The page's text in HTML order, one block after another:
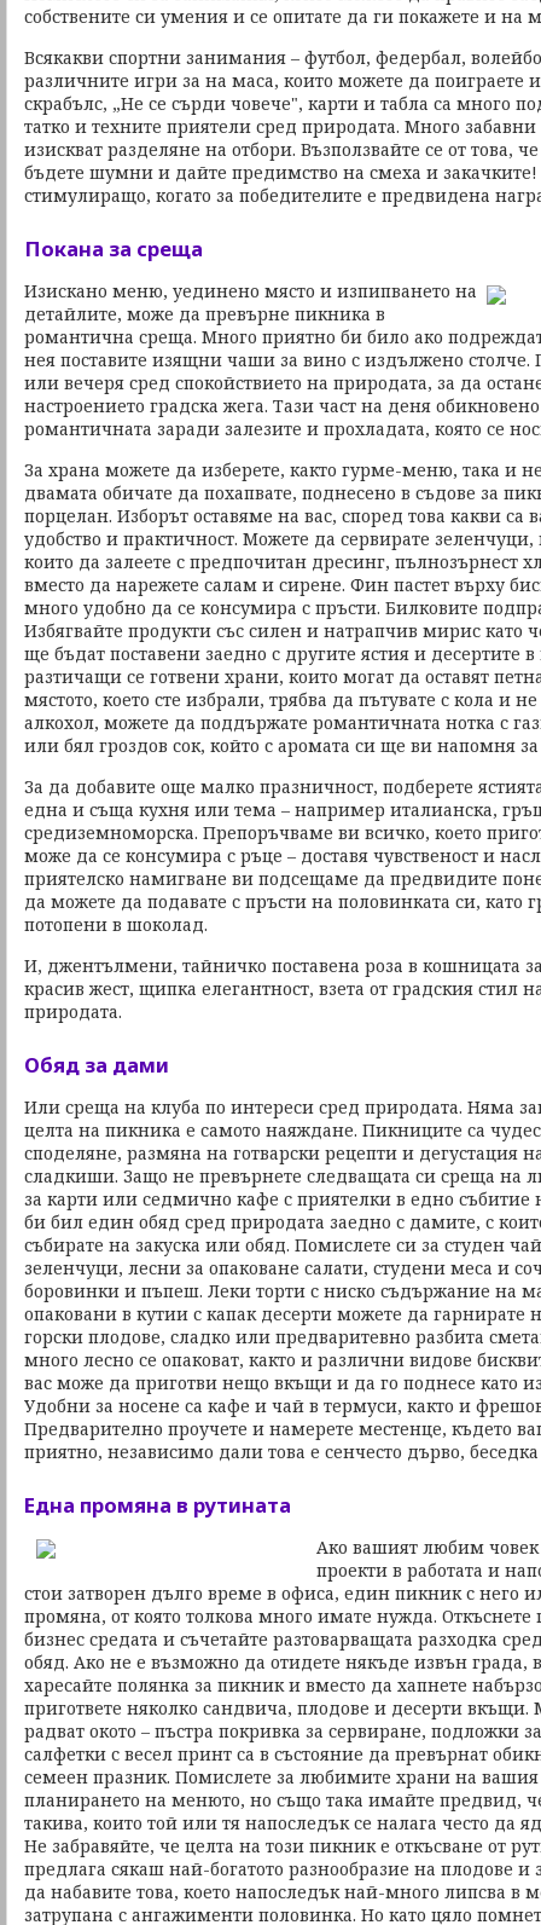
собствените си умения и се опитате да ги покажете и на
Всякакви спортни занимания – футбол, федербал,
различните игри за на маса, които можете да поиграете
скрабълс, „Не се сърди човече", карти и табла са много
татко и техните приятели сред природата. Много
изискват разделяне на отбори. Възползвайте се от това,
бъдете шумни и дайте предимство на смеха и
стимулиращо, когато за победителите е предвидена
Покана за среща
Изискано меню, уединено място и изпипването на
детайлите, може да превърне пикника в
романтична среща. Много приятно би било ако
нея поставите изящни чаши за вино с издължено столче.
или вечеря сред спокойствието на природата, за да
настроението градска жега. Тази част на деня
романтичната заради залезите и прохладата, която се
За храна можете да изберете, както гурме-меню, така и
двамата обичате да похапвате, поднесено в съдове за
порцелан. Изборът оставяме на вас, според това какви
удобство и практичност. Можете да сервирате
които да залеете с предпочитан дресинг, пълнозърнест
вместо да нарежете салам и сирене. Фин пастет върху
много удобно да се консумира с пръсти. Билковите
Избягвайте продукти със силен и натрапчив мирис като
ще бъдат поставени заедно с другите ястия и десертите
разтичащи се готвени храни, които могат да оставят
мястото, което сте избрали, трябва да пътувате с кола и
алкохол, можете да поддържате романтичната нотка с
или бял гроздов сок, който с аромата си ще ви напомня
За да добавите още малко празничност, подберете
една и съща кухня или тема – например италианска,
средиземноморска. Препоръчваме ви всичко, което
може да се консумира с ръце – доставя чувственост и
приятелско намигване ви подсещаме да предвидите
да можете да подавате с пръсти на половинката си, като
потопени в шоколад.
И, джентълмени, тайничко поставена роза в кошницата
красив жест, щипка елегантност, взета от градския стил
природата.
Обяд за дами
Или среща на клуба по интереси сред природата. Няма
целта на пикника е самото наяждане. Пикниците са
споделяне, размяна на готварски рецепти и дегустация
сладкиши. Защо не превърнете следващата си среща на
за карти или седмично кафе с приятелки в едно събитие
би бил един обяд сред природата заедно с дамите, с
събирате на закуска или обяд. Помислете си за студен
зеленчуци, лесни за опаковане салати, студени меса и
боровинки и пъпеш. Леки торти с ниско съдържание на
опаковани в кутии с капак десерти можете да гарнирате
горски плодове, сладко или предваритевно разбита
много лесно се опаковат, както и различни видове
вас може да приготви нещо вкъщи и да го поднесе като
Удобни за носене са кафе и чай в термуси, както и
Предварително проучете и намерете местенце, където
приятно, независимо дали това е сенчесто дърво,
Една промяна в рутината
Ако вашият любим човек
проекти в работата и
стои затворен дълго време в офиса, един пикник с него
промяна, от която толкова много имате нужда. Откъснете
бизнес средата и съчетайте разтоварващата разходка
обяд. Ако не е възможно да отидете някъде извън града,
харесайте полянка за пикник и вместо да хапнете
пригответе няколко сандвича, плодове и десерти
радват окото – пъстра покривка за сервиране, подложки
салфетки с весел принт са в състояние да превърнат
семеен празник. Помислете за любимите храни на
планирането на менюто, но също така имайте предвид,
такива, които той или тя напоследък се налага често да
Не забравяйте, че целта на този пикник е откъсване от
предлага сякаш най-богатото разнообразие на плодове и
да набавите това, което напоследък най-много липсва в
затрупана с ангажименти половинка. Но като цяло